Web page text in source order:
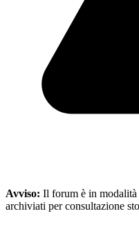
Avviso: Il forum è in modalità
archiviati per consultazione